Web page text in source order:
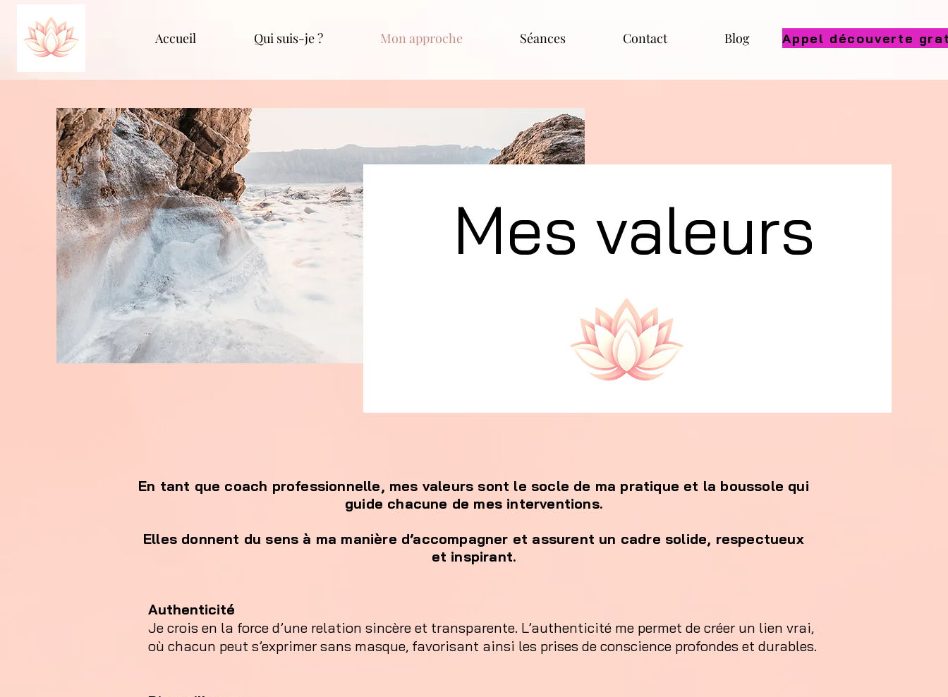
Accueil Qui suis-je ? Mon approche Séances Contact Blog
Mes valeurs
En tant que coach professionnelle, mes valeurs sont le socle de ma pratique et la boussole qui
guide chacune de mes interventions.
Elles donnent du sens à ma manière d’accompagner et assurent un cadre solide, respectueux
et inspirant.
Authenticité
Je crois en la force d’une relation sincère et transparente. L’authenticité me permet de créer un lien vrai,
où chacun peut s’exprimer sans masque, favorisant ainsi les prises de conscience profondes et durables.